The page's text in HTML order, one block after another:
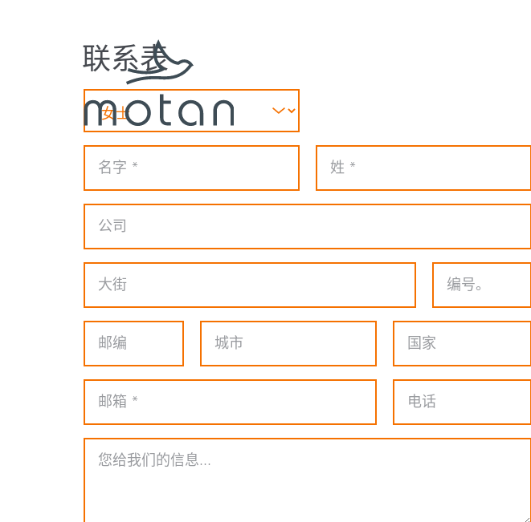
联系表